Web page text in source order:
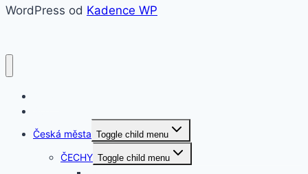
WordPress od Kadence WP
Česká města Toggle child menu
ČECHY Toggle child menu